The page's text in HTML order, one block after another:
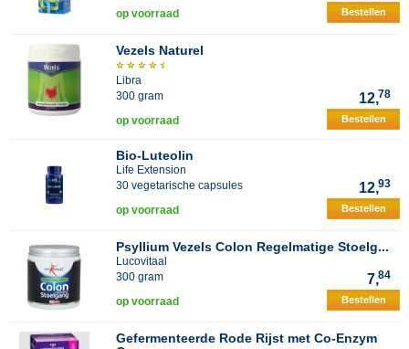
op voorraad Bestellen
Vezels Naturel
Libra
300 gram
12,78
op voorraad Bestellen
Bio-Luteolin
Life Extension
30 vegetarische capsules
12,93
op voorraad Bestellen
Psyllium Vezels Colon Regelmatige Stoelg...
Lucovitaal
300 gram
7,84
op voorraad Bestellen
Gefermenteerde Rode Rijst met Co-Enzym